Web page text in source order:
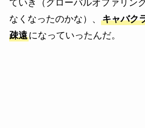
ていき（グローバルオファリン
なくなったのかな）、 キャバク
疎遠になっていったんだ。